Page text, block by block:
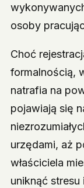
osoby
Choć
formalnością,
natrafia na
pojawiają się
urzędami, aż
właściciela
uniknąć